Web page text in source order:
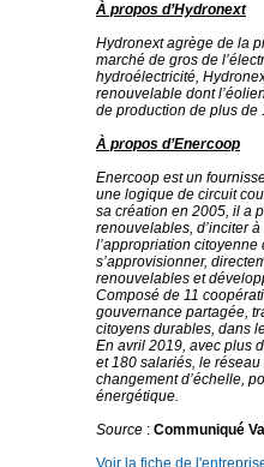
À propos d’Hydronext
Hydronext agrège de la
marché de gros de
hydroélectricité,
renouvelable dont
de production de plus de
À propos d’Enercoop
Enercoop est un
une logique de circuit
sa création en 2005, il a
renouvelables, d’inciter
l’appropriation
s’approvisionner,
renouvelables et
Composé de 11
gouvernance partagée,
citoyens durables, dans
En avril 2019, avec plus
et 180 salariés, le
changement d’échelle,
énergétique.
Source : Communiqué
Voir la fiche de